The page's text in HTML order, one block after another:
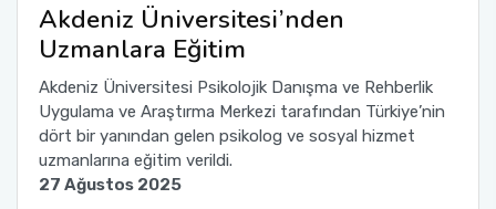
Akdeniz Üniversitesi’nden
Uzmanlara Eğitim
Akdeniz Üniversitesi Psikolojik Danışma ve Rehberlik
Uygulama ve Araştırma Merkezi tarafından Türkiye’nin
dört bir yanından gelen psikolog ve sosyal hizmet
uzmanlarına eğitim verildi.
27 Ağustos 2025
Mühendislik Fakültesi
Sağlık Bilimleri Fakültesi
Serik İşletme Fakültesi